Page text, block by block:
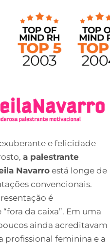
e felicidade
a palestrante
Navarro está longe de
convencionais.
é
da caixa”. Em uma
ainda acreditavam
profissional feminina e a